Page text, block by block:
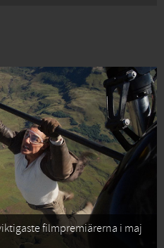
filmpremiärerna i maj